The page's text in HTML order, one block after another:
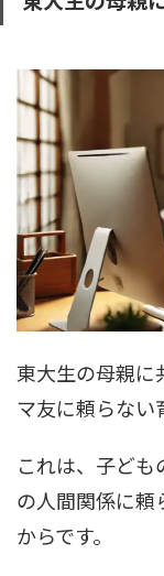
東大生の母親に
マ友に頼らない
これは、子ど
の人間関係に頼
からです。